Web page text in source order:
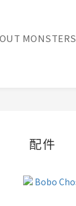
MONSTERS
配件